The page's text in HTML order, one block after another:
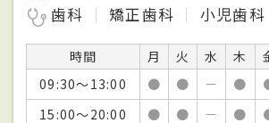
歯科
矯正歯科 小児歯科
時間 月 火 水 木
09:30～13:00
● ● － ●
15:00～20:00
● ● － ●